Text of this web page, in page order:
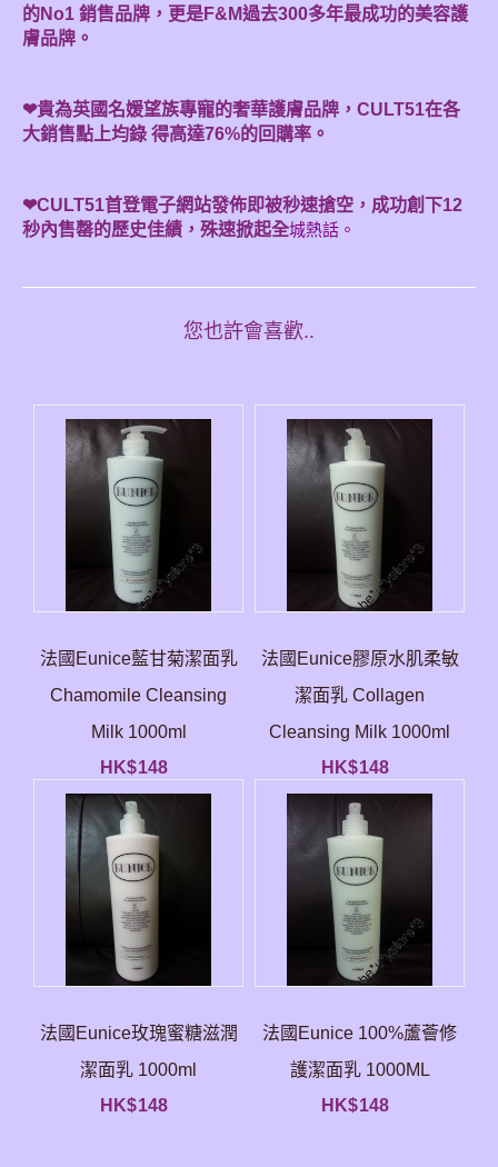
的No1 銷售品牌，更是F&M過去300多年最成功的美容護
膚品牌。
❤貴為英國名媛望族專寵的奢華護膚品牌，CULT51在各
大銷售點上均錄 得高達76%的回購率。
❤CULT51首登電子網站發佈即被秒速搶空，成功創下12
秒內售罄的歷史佳績，殊速掀起全城熱話。
您也許會喜歡..
法國Eunice藍甘菊潔面乳
Chamomile Cleansing
Milk 1000ml
HK$148
法國Eunice膠原水肌柔敏
潔面乳 Collagen
Cleansing Milk 1000ml
HK$148
法國Eunice玫瑰蜜糖滋潤
潔面乳 1000ml
HK$148
法國Eunice 100%蘆薈修
護潔面乳 1000ML
HK$148